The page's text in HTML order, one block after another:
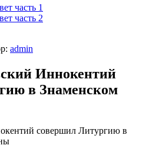
часть 1
часть 2
admin
Иннокентий
в Знаменском
совершил Литургию в